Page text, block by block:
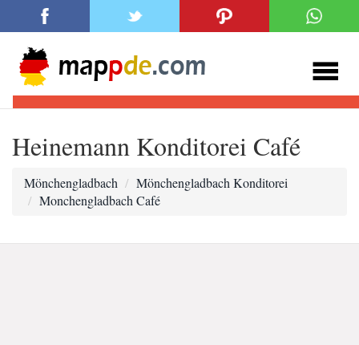
Heinemann Konditorei Café
Mönchengladbach
Mönchengladbach Konditorei
Monchengladbach Café